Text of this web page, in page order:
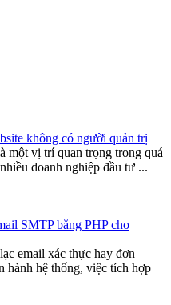
không có người quản trị
một vị trí quan trọng trong quá
doanh nghiệp đầu tư ...
SMTP bằng PHP cho
email xác thực hay đơn
hành hệ thống, việc tích hợp